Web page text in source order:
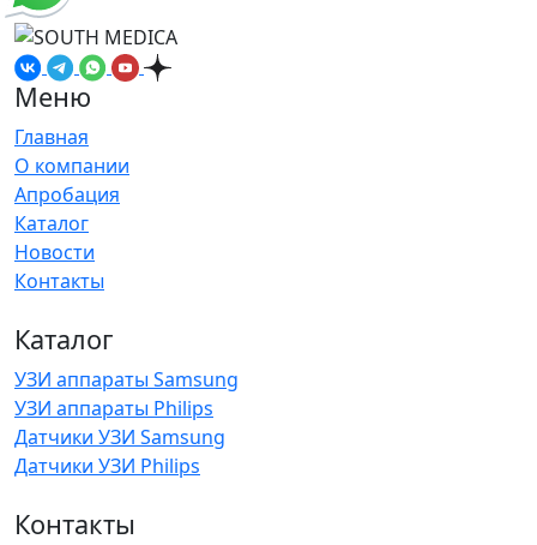
Меню
Главная
О компании
Апробация
Каталог
Новости
Контакты
Каталог
УЗИ аппараты Samsung
УЗИ аппараты Philips
Датчики УЗИ Samsung
Датчики УЗИ Philips
Контакты